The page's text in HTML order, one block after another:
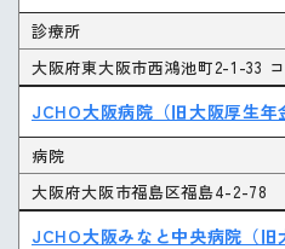
診療所
大阪府東大阪市西鴻池町2-1-33
JCHO大阪病院（旧大阪厚生年
病院
大阪府大阪市福島区福島4-2-78
JCHO大阪みなと中央病院（旧